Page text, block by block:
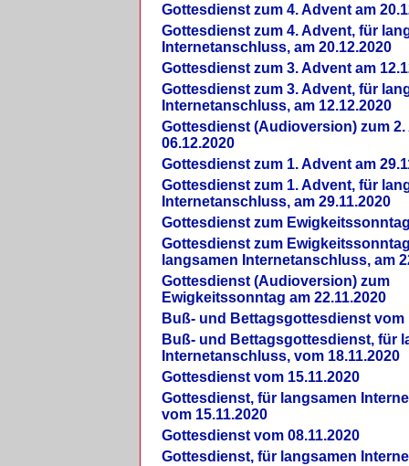
Gottesdienst zum 4. Advent am
Gottesdienst zum 4. Advent, für
Internetanschluss, am 20.12.2020
Gottesdienst zum 3. Advent am
Gottesdienst zum 3. Advent, für
Internetanschluss, am 12.12.2020
Gottesdienst (Audioversion) zum 2.
06.12.2020
Gottesdienst zum 1. Advent am
Gottesdienst zum 1. Advent, für
Internetanschluss, am 29.11.2020
Gottesdienst zum
Gottesdienst zum
langsamen Internetanschluss, am
Gottesdienst (Audioversion) zum
Ewigkeitssonntag am 22.11.2020
Buß- und Bettagsgottesdienst vom
Buß- und Bettagsgottesdienst, für
Internetanschluss, vom 18.11.2020
Gottesdienst vom 15.11.2020
Gottesdienst, für langsamen
vom 15.11.2020
Gottesdienst vom 08.11.2020
Gottesdienst, für langsamen